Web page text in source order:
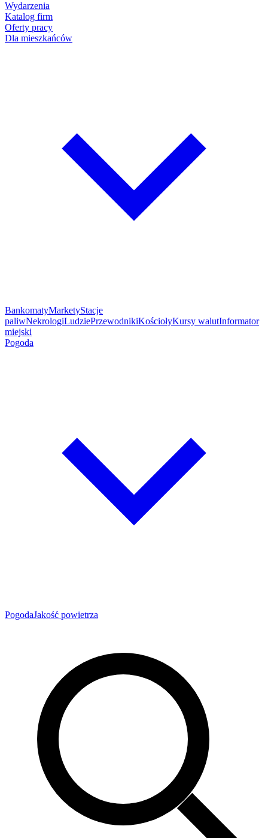
Wydarzenia
Katalog firm
Oferty pracy
Dla mieszkańców
BankomatyMarketyStacje
paliwNekrologiLudziePrzewodnikiKościołyKursy walutInformator
miejski
Pogoda
PogodaJakość powietrza